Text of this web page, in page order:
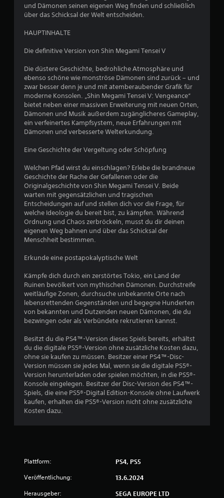
S
t
e
e
a
u
7
9
B
e
w
e
r
und Dämonen seinen eigenen Weg finden und schließlich
über das Schicksal der Welt entscheiden.
HAUPTINHALTE
Die definitive Version von Shin Megami Tensei V
Die düstere Geschichte, bedrohliche Atmosphäre und
ebenso schöne wie monströse Dämonen sind zurück – und
zwar besser denn je und mit atemberaubender Grafik für
moderne Konsolen. „Shin Megami Tensei V: Vengeance“
bietet neben einer massiven Erweiterung mit neuen Orten,
Dämonen und Musik außerdem zugänglicheres Gameplay,
ein verfeinertes Kampfsystem, neue Erfahrungen mit
Dämonen und verbesserte Welterkundung.
Eine Geschichte der Vergeltung oder Schöpfung
Welchen Pfad wirst du einschlagen? Erlebe die brandneue
Geschichte der Rache der Gefallenen oder die
Originalgeschichte von Shin Megami Tensei V. Beide
warten mit gegensätzlichen und tragischen
Entscheidungen auf und stellen dich vor die Frage, für
welche Ideologie du bereit bist, zu kämpfen. Während
Ordnung und Chaos zerbröckeln, musst du dir deinen
eigenen Weg bahnen und über das Schicksal der
Menschheit bestimmen.
Erkunde eine postapokalyptische Welt
Kämpfe dich durch ein zerstörtes Tokio, ein Land der
Ruinen bevölkert von mythischen Dämonen. Durchstreife
weitläufige Zonen, durchsuche unbekannte Orte nach
lebensrettenden Gegenständen und begegne Hunderten
von bekannten und Dutzenden neuen Dämonen, die du
bezwingen oder als Verbündete rekrutieren kannst.
Besitzt du die PS4™-Version dieses Spiels bereits, erhältst
du die digitale PS5®-Version ohne zusätzliche Kosten dazu,
ohne sie kaufen zu müssen. Besitzer einer PS4™-Disc-
Version müssen sie jedes Mal, wenn sie die digitale PS5®-
Version herunterladen oder spielen möchten, in die PS5®-
Konsole eingelegen. Besitzer der Disc-Version des PS4™-
Spiels, die eine PS5®-Digital Edition-Konsole ohne Laufwerk
kaufen, erhalten die PS5®-Version nicht ohne zusätzliche
Kosten dazu.
Plattform: PS4, PS5
Veröffentlichung: 13.6.2024
Herausgeber: SEGA EUROPE LTD